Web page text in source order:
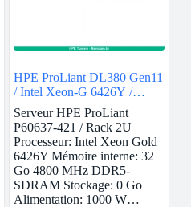
HPE ProLiant DL380 Gen11
/ Intel Xeon-G 6426Y /
32GB
Serveur HPE ProLiant
P60637-421 / Rack 2U
Processeur: Intel Xeon Gold
6426Y Mémoire interne: 32
Go 4800 MHz DDR5-
SDRAM Stockage: 0 Go
Alimentation: 1000 W…